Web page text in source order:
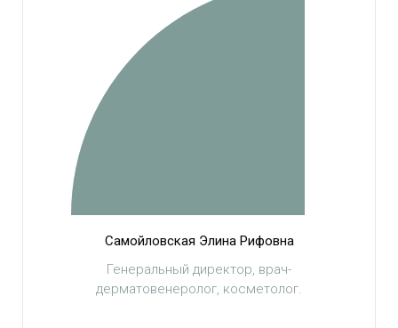
Самойловская Элина Рифовна
Генеральный директор, врач-
дерматовенеролог, косметолог.